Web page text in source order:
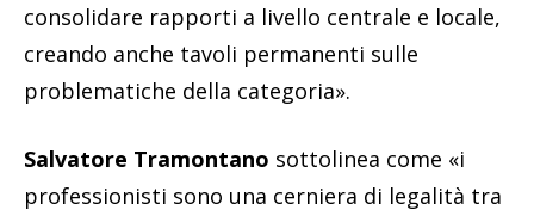
consolidare rapporti a livello centrale e locale,
creando anche tavoli permanenti sulle
problematiche della categoria».
Salvatore Tramontano sottolinea come «i
professionisti sono una cerniera di legalità tra